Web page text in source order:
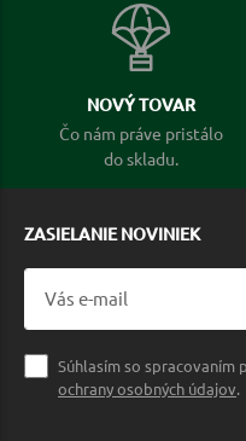
NOVÝ TOVAR
Čo nám práve pristálo
do skladu.
ZASIELANIE NOVINIEK
Súhlasím so spracovaním
ochrany osobných údajov.